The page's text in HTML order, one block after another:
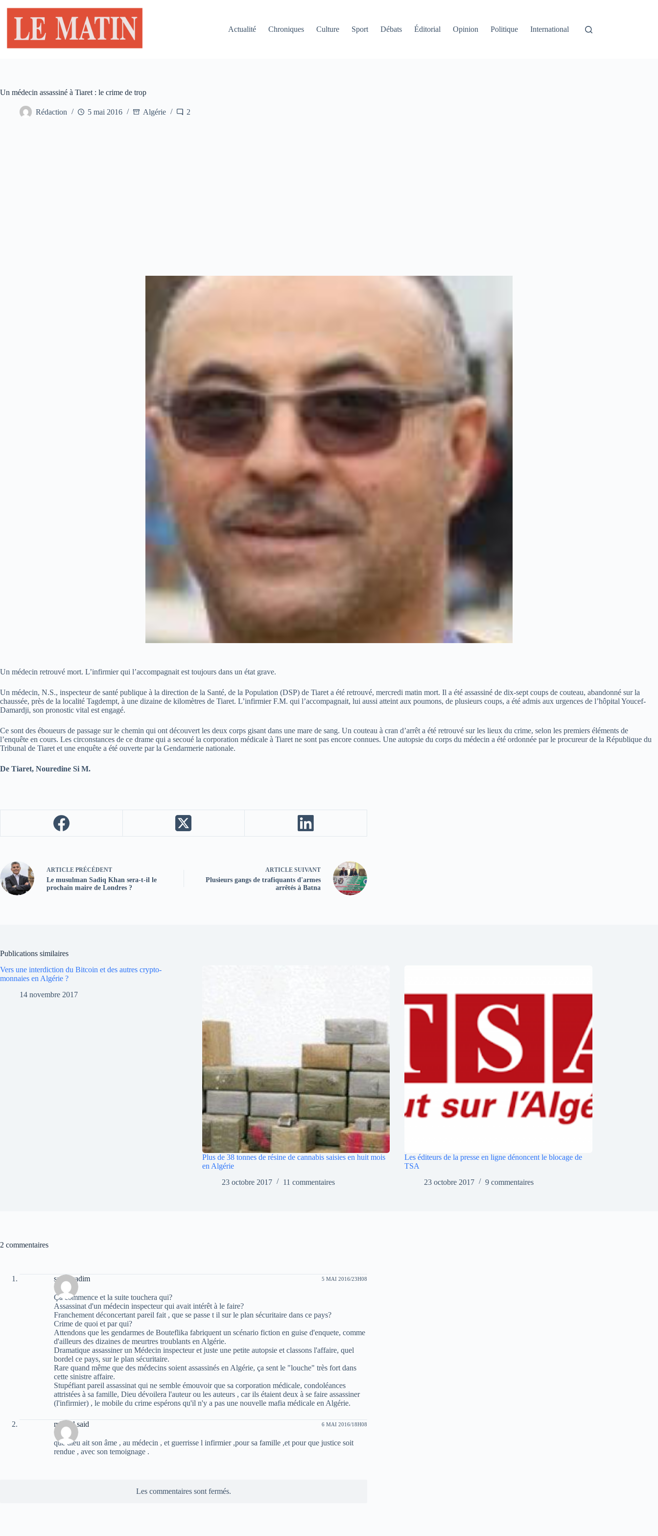
contenu
Actualité
Chroniques Culture Sport Débats Éditorial Opinion Politique International
Un médecin assassiné à Tiaret : le crime de trop
Rédaction 5 mai 2016 Algérie 2
Un médecin retrouvé mort. L’infirmier qui l’accompagnait est toujours dans un état grave.
Un médecin, N.S., inspecteur de santé publique à la direction de la Santé, de la Population (DSP) de Tiaret a été retrouvé, mercredi matin mort. Il a été assassiné de dix-sept coups de couteau, abandonné sur la
chaussée, près de la localité Tagdempt, à une dizaine de kilomètres de Tiaret. L’infirmier F.M. qui l’accompagnait, lui aussi atteint aux poumons, de plusieurs coups, a été admis aux urgences de l’hôpital Youcef-
Damardji, son pronostic vital est engagé.
Ce sont des éboueurs de passage sur le chemin qui ont découvert les deux corps gisant dans une mare de sang. Un couteau à cran d’arrêt a été retrouvé sur les lieux du crime, selon les premiers éléments de
l’enquête en cours. Les circonstances de ce drame qui a secoué la corporation médicale à Tiaret ne sont pas encore connues. Une autopsie du corps du médecin a été ordonnée par le procureur de la République du
Tribunal de Tiaret et une enquête a été ouverte par la Gendarmerie nationale.
De Tiaret, Nouredine Si M.
ARTICLE PRÉCÉDENT
Le musulman Sadiq Khan sera-t-il le
prochain maire de Londres ?
ARTICLE SUIVANT
Plusieurs gangs de trafiquants d'armes
arrêtés à Batna
Publications similaires
Vers une interdiction du Bitcoin et des autres crypto-
monnaies en Algérie ?
14 novembre 2017
Plus de 38 tonnes de résine de cannabis saisies en huit mois
en Algérie
23 octobre 2017
11 commentaires
Les éditeurs de la presse en ligne dénoncent le blocage de
TSA
23 octobre 2017
9 commentaires
2 commentaires
sarah sadim 5 MAI 2016/23H08
Ça commence et la suite touchera qui?
Assassinat d'un médecin inspecteur qui avait intérêt à le faire?
Franchement déconcertant pareil fait , que se passe t il sur le plan sécuritaire dans ce pays?
Crime de quoi et par qui?
Attendons que les gendarmes de Bouteflika fabriquent un scénario fiction en guise d'enquete, comme
d'ailleurs des dizaines de meurtres troublants en Algérie.
Dramatique assassiner un Médecin inspecteur et juste une petite autopsie et classons l'affaire, quel
bordel ce pays, sur le plan sécuritaire.
Rare quand même que des médecins soient assassinés en Algérie, ça sent le "louche" très fort dans
cette sinistre affaire.
Stupéfiant pareil assassinat qui ne semble émouvoir que sa corporation médicale, condoléances
attristées à sa famille, Dieu dévoilera l'auteur ou les auteurs , car ils étaient deux à se faire assassiner
(l'infirmier) , le mobile du crime espérons qu'il n'y a pas une nouvelle mafia médicale en Algérie.
mhand said 6 MAI 2016/18H08
que dieu ait son âme , au médecin , et guerrisse l infirmier ,pour sa famille ,et pour que justice soit
rendue , avec son temoignage .
Les commentaires sont fermés.